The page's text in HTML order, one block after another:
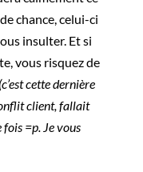
chance, celui-ci
insulter. Et si
vous risquez de
(c’est cette dernière
client, fallait
=p. Je vous